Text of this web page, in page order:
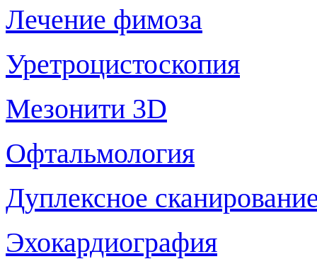
Лечение фимоза
Уретроцистоскопия
Мезонити 3D
Офтальмология
Дуплексное
Эхокардиография